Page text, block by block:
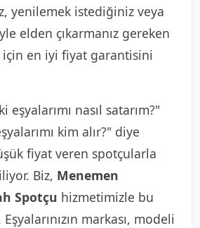
yenilemek istediğiniz veya
elden çıkarmanız gereken
için en iyi fiyat garantisini
eşyalarımı nasıl satarım?"
kim alır?" diye
fiyat veren spotçularla
Biz, Menemen
Spotçu hizmetimizle bu
Eşyalarınızın markası, modeli